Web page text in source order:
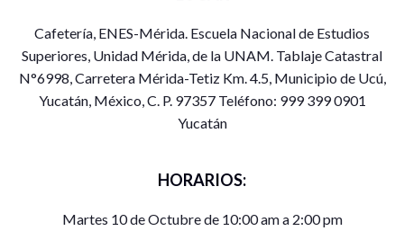
Cafetería, ENES-Mérida. Escuela Nacional de Estudios
Superiores, Unidad Mérida, de la UNAM. Tablaje Catastral
N°6998, Carretera Mérida-Tetiz Km. 4.5, Municipio de Ucú,
Yucatán, México, C. P. 97357 Teléfono: 999 399 0901
Yucatán
HORARIOS:
Martes 10 de Octubre de 10:00 am a 2:00 pm